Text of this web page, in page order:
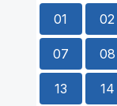
01 02
07 08
13 14